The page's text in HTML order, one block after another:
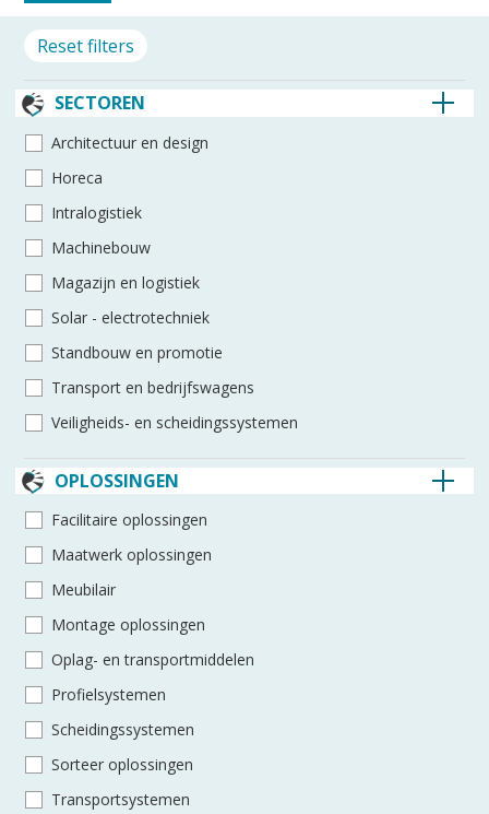
Reset filters
SECTOREN
Architec­tuur en design
Horeca
Intra­logistiek
Machine­bouw
Magazijn en logistiek
Solar - electro­techniek
Standbouw en promotie
Transport en bedrijfswagens
Veiligheids- en scheidings­systemen
OPLOSSINGEN
Facilitaire oplossingen
Maatwerk oplossingen
Meubilair
Montage oplossingen
Oplag- en transportmiddelen
Profielsystemen
Scheidingssystemen
Sorteer oplossingen
Transportsystemen